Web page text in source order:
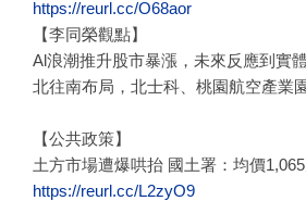
https://reurl.cc/O68aor
【李同榮觀點】
Al浪潮推升股市暴漲，未來反應到實
北往南布局，北士科、桃園航空產業
【公共政策】
土方市場遭爆哄抬 國土署：均價
https://reurl.cc/L2zyO9